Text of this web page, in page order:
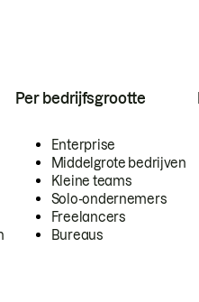
Per bedrijfsgrootte
Enterprise
Middelgrote bedrijven
Kleine teams
Solo-ondernemers
Freelancers
Bureaus